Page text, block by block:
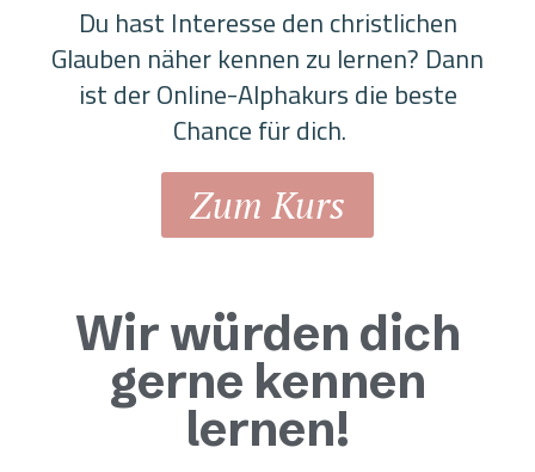
Du hast Interesse den christlichen
Glauben näher kennen zu lernen? Dann
ist der Online-Alphakurs die beste
Chance für dich.
Zum Kurs
Wir würden dich
gerne kennen
lernen!